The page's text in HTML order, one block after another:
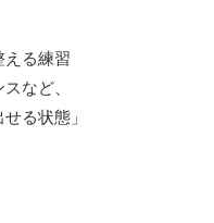
る練習
など、
る状態」